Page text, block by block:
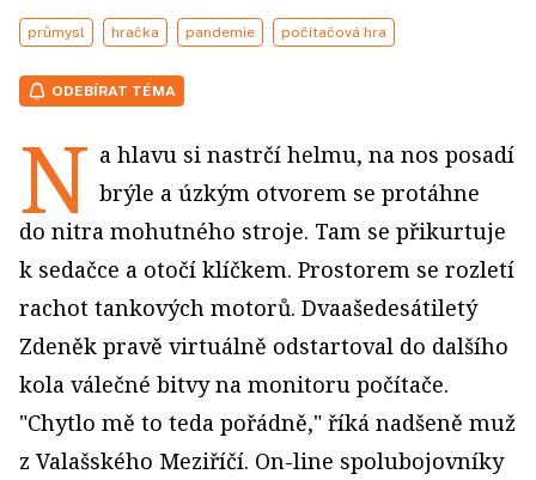
průmysl hračka pandemie počítačová hra
ODEBÍRAT TÉMA
N a hlavu si nastrčí helmu, na nos posadí
brýle a úzkým otvorem se protáhne
do nitra mohutného stroje. Tam se přikurtuje
k sedačce a otočí klíčkem. Prostorem se rozletí
rachot tankových motorů. Dvaašedesátiletý
Zdeněk pravě virtuálně odstartoval do dalšího
kola válečné bitvy na monitoru počítače.
"Chytlo mě to teda pořádně," říká nadšeně muž
z Valašského Meziříčí. On-line spolubojovníky